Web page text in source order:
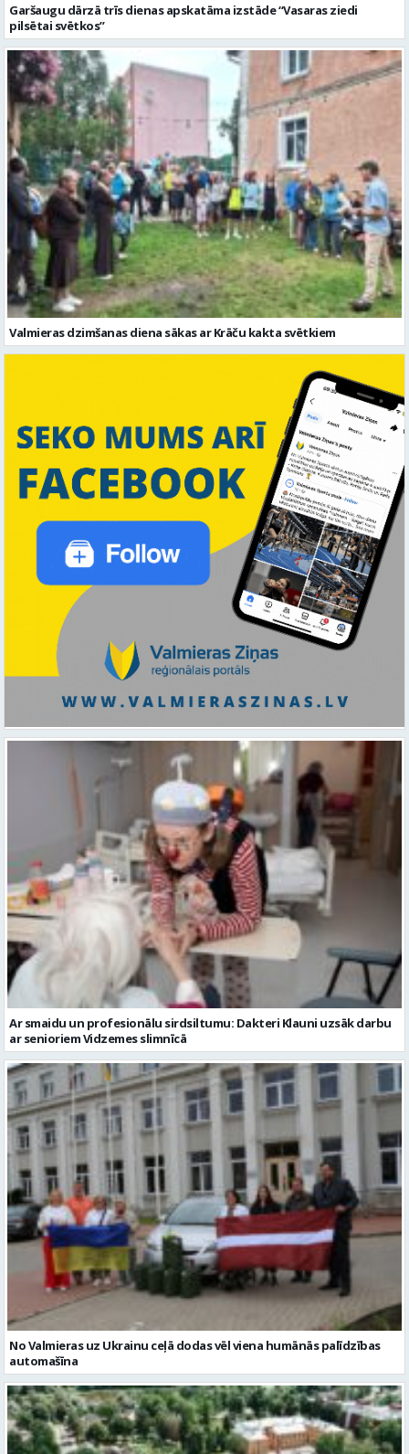
Garšaugu dārzā trīs dienas apskatāma izstāde “Vasaras ziedi
pilsētai svētkos”
Valmieras dzimšanas diena sākas ar Krāču kakta svētkiem
Ar smaidu un profesionālu sirdsiltumu: Dakteri Klauni uzsāk darbu
ar senioriem Vidzemes slimnīcā
No Valmieras uz Ukrainu ceļā dodas vēl viena humānās palīdzības
automašīna